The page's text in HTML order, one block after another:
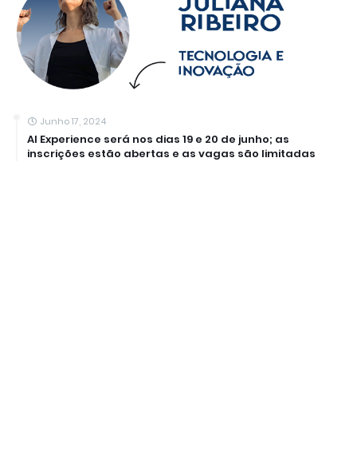
Junho 17, 2024
AI Experience será nos dias 19 e 20 de junho; as
inscrições estão abertas e as vagas são limitadas